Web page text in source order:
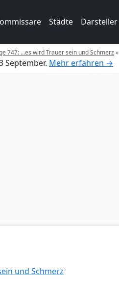
Städte Darsteller
747: …es wird Trauer sein und Schmerz»
September. Mehr erfahren →
und Schmerz